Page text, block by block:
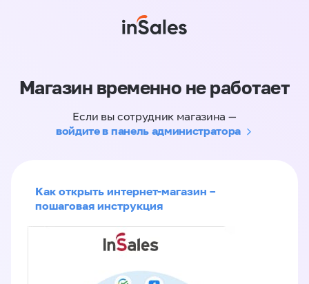
Магазин временно не работает
Если вы сотрудник магазина —
войдите в панель администратора
Как открыть интернет-магазин –
пошаговая инструкция